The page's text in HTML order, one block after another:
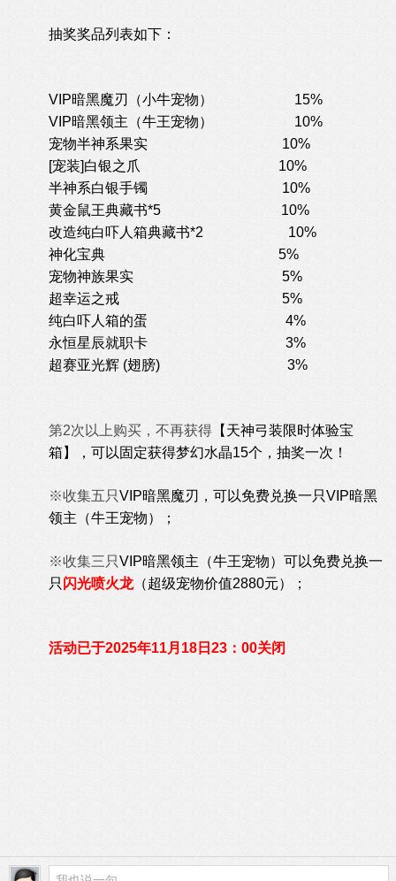
抽奖奖品列表如下：
VIP暗黑魔刃（小牛宠物） 15%
VIP暗黑领主（牛王宠物） 10%
宠物半神系果实
10%
[宠装]白银之爪
10%
半神系白银手镯
10%
黄金鼠王典藏书*5 10%
改造纯白吓人箱典藏书*2 10%
神化宝典
5%
宠物神族果实 5%
超幸运之戒
5%
纯白吓人箱的蛋
4%
永恒星辰就职卡
3%
超赛亚光辉 (翅膀) 3%
第2次以上购买，不再获得 【 天神弓装限时体验宝
箱 】，可以固定获得梦幻水晶15个， 抽奖一次！
※收集五只VIP暗黑魔刃，可以免费兑换一只VIP暗黑
领主（牛王宠物）；
※收集三只VIP暗黑领主（牛王宠物）可以免费兑换一
只 闪光喷火龙（超级宠物价值2880元）；
活动已于2025年11月18日23：00关闭